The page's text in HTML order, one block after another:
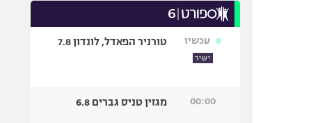
עכשיו
ישיר
טורניר הפאדל, לונדון 7.8
00:00 מגזין טניס גברים 6.8